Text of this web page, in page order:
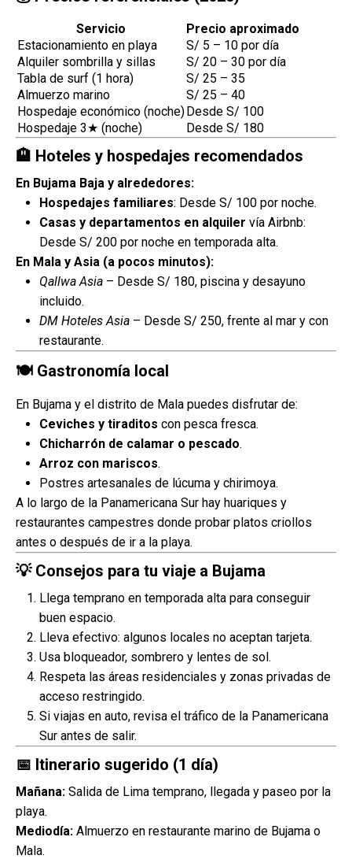
Servicio
Precio aproximado
Estacionamiento en playa
S/ 5 – 10 por día
Alquiler sombrilla y sillas
S/ 20 – 30 por día
Tabla de surf (1 hora)
S/ 25 – 35
Almuerzo marino
S/ 25 – 40
Hospedaje económico (noche)Desde S/ 100
Hospedaje 3★ (noche)
Desde S/ 180
🏨 Hoteles y hospedajes recomendados
En Bujama Baja y alrededores:
Hospedajes familiares: Desde S/ 100 por noche.
Casas y departamentos en alquiler vía Airbnb:
Desde S/ 200 por noche en temporada alta.
En Mala y Asia (a pocos minutos):
Qallwa Asia – Desde S/ 180, piscina y desayuno
incluido.
DM Hoteles Asia – Desde S/ 250, frente al mar y con
restaurante.
🍽 Gastronomía local
En Bujama y el distrito de Mala puedes disfrutar de:
Ceviches y tiraditos con pesca fresca.
Chicharrón de calamar o pescado.
Arroz con mariscos.
Postres artesanales de lúcuma y chirimoya.
A lo largo de la Panamericana Sur hay huariques y
restaurantes campestres donde probar platos criollos
antes o después de ir a la playa.
💡 Consejos para tu viaje a Bujama
Llega temprano en temporada alta para conseguir
buen espacio.
Lleva efectivo: algunos locales no aceptan tarjeta.
Usa bloqueador, sombrero y lentes de sol.
Respeta las áreas residenciales y zonas privadas de
acceso restringido.
Si viajas en auto, revisa el tráfico de la Panamericana
Sur antes de salir.
📅 Itinerario sugerido (1 día)
Mañana: Salida de Lima temprano, llegada y paseo por la
playa.
Mediodía: Almuerzo en restaurante marino de Bujama o
Mala.